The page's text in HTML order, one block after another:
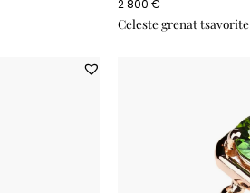
Celeste grenat tsavorite
2 800 €